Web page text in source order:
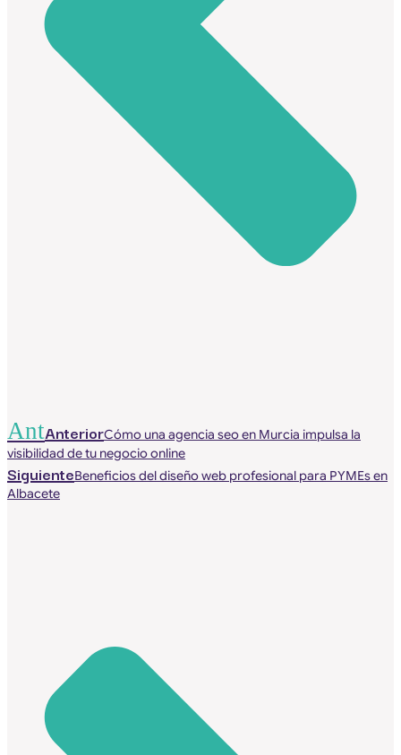
AntAnteriorCómo una agencia seo en Murcia impulsa la
visibilidad de tu negocio online
SiguienteBeneficios del diseño web profesional para PYMEs en
Albacete